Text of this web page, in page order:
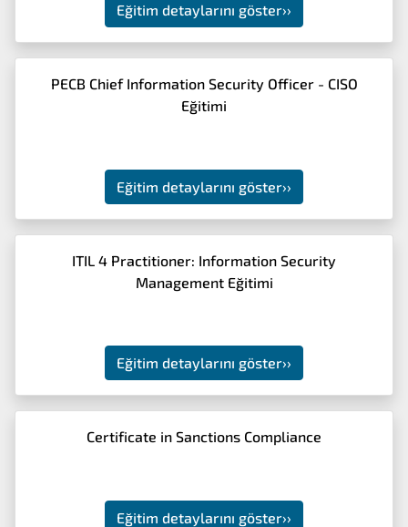
Eğitim detaylarını göster››
PECB Chief Information Security Officer - CISO
Eğitimi
Eğitim detaylarını göster››
ITIL 4 Practitioner: Information Security
Management Eğitimi
Eğitim detaylarını göster››
Certificate in Sanctions Compliance
Eğitim detaylarını göster››